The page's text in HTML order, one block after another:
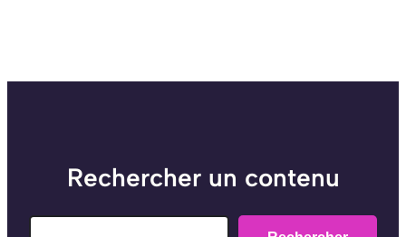
Rechercher un contenu